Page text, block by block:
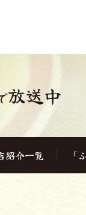
放送中
紹介一覧 「